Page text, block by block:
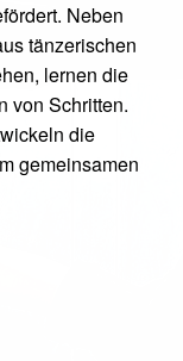
Neben
tänzerischen
lernen die
von Schritten.
die
gemeinsamen